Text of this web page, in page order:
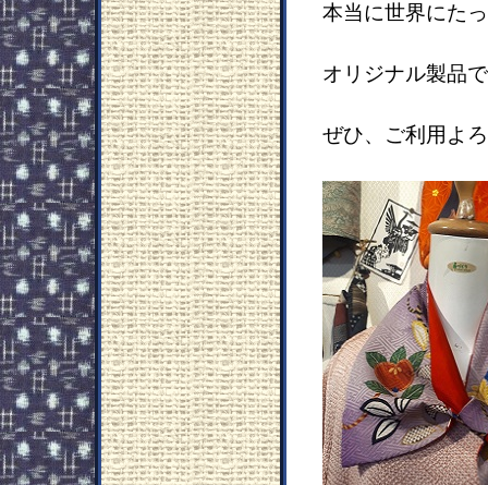
本当に世界にた
オリジナル製品
ぜひ、ご利用よ